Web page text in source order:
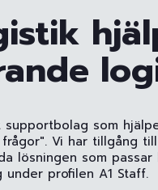
supportbolag som
Vi har tillgång
lösningen som
under profilen A1 Staff.